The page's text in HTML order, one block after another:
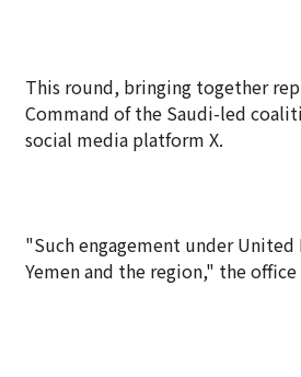
This round, bringing together
Command of the Saudi-led
social media platform X.
"Such engagement under
Yemen and the region," the